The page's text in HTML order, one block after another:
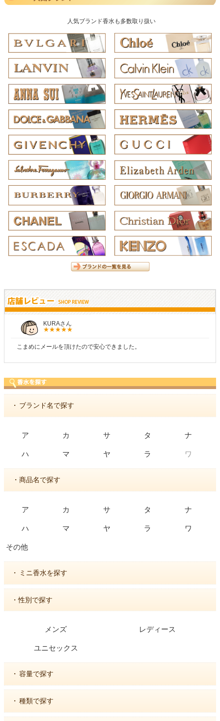
人気ブランド香水も多数取り扱い
KURAさん
こまめにメールを頂けたので安心できました。
・ ブランド名で探す
ア カ サ タ ナ
ハ マ ヤ ラ ワ
・商品名で探す
ア カ サ タ ナ
ハ マ ヤ ラ ワ
その他
・ ミニ香水を探す
・性別で探す
メンズ レディース
ユニセックス
・ 容量で探す
・ 種類で探す